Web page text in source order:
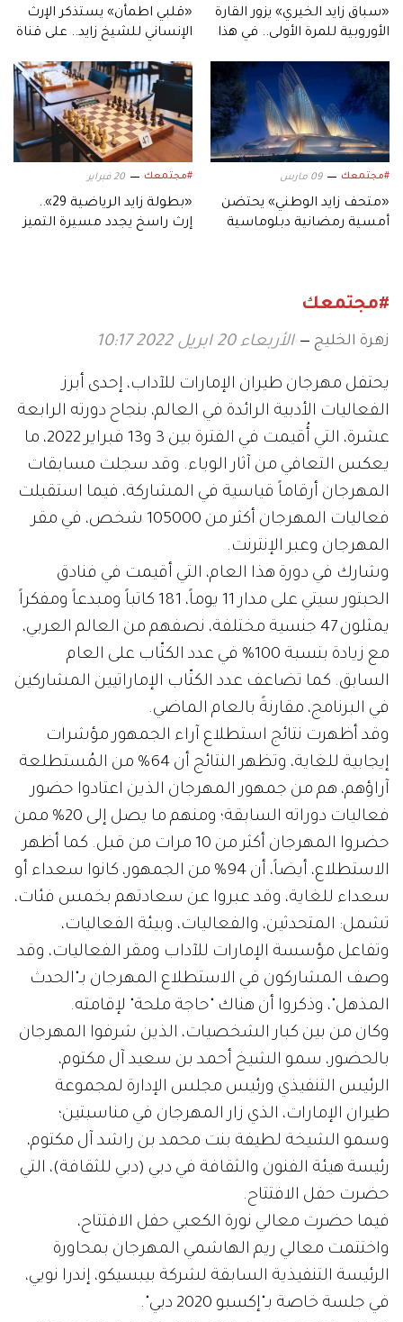
«سباق زايد الخيري» يزور القارة
الأوروبية للمرة الأولى.. في هذا
«قلبي اطمأن» يستذكر الإرث
الإنساني للشيخ زايد.. على قناة
#مجتمعك 09 مارس
«متحف زايد الوطني» يحتضن
أمسية رمضانية دبلوماسية
#مجتمعك 20 فبراير
«بطولة زايد الرياضية 29»..
إرث راسخ يجدد مسيرة التميز
#مجتمعك
زهرة الخليج الأربعاء 20 ابريل 2022 10:17
يحتفل مهرجان طيران الإمارات للآداب، إحدى أبرز
الفعاليات الأدبية الرائدة في العالم، بنجاح دورته الرابعة
عشرة، التي أُقيمت في الفترة بين 3 و13 فبراير 2022، ما
يعكس التعافي من آثار الوباء. وقد سجلت مسابقات
المهرجان أرقاماً قياسية في المشاركة، فيما استقبلت
فعاليات المهرجان أكثر من 105000 شخص، في مقر
المهرجان وعبر الإنترنت.
وشارك في دورة هذا العام، التي أقيمت في فنادق
الحبتور سيتي على مدار 11 يوماً، 181 كاتباً ومبدعاً ومفكراً
يمثلون 47 جنسية مختلفة، نصفهم من العالم العربي،
مع زيادة بنسبة 100٪ في عدد الكتّاب على العام
السابق. كما تضاعف عدد الكتّاب الإماراتيين المشاركين
في البرنامج، مقارنةً بالعام الماضي.
وقد أظهرت نتائج استطلاع آراء الجمهور مؤشرات
إيجابية للغاية، وتظهر النتائج أن 64٪ من المُستطلعة
آراؤهم، هم من جمهور المهرجان الذين اعتادوا حضور
فعاليات دوراته السابقة؛ ومنهم ما يصل إلى 20٪ ممن
حضروا المهرجان أكثر من 10 مرات من قبل. كما أظهر
الاستطلاع، أيضاً، أن 94٪ من الجمهور، كانوا سعداء أو
سعداء للغاية، وقد عبروا عن سعادتهم بخمس فئات،
تشمل: المتحدثين، والفعاليات، وبيئة الفعاليات،
وتفاعل مؤسسة الإمارات للآداب ومقر الفعاليات، وقد
وصف المشاركون في الاستطلاع المهرجان بـ"الحدث
المذهل"، وذكروا أن هناك "حاجة ملحة" لإقامته.
وكان من بين كبار الشخصيات، الذين شرفوا المهرجان
بالحضور، سمو الشيخ أحمد بن سعيد آل مكتوم،
الرئيس التنفيذي ورئيس مجلس الإدارة لمجموعة
طيران الإمارات، الذي زار المهرجان في مناسبتين؛
وسمو الشيخة لطيفة بنت محمد بن راشد آل مكتوم،
رئيسة هيئة الفنون والثقافة في دبي (دبي للثقافة)، التي
حضرت حفل الافتتاح.
فيما حضرت معالي نورة الكعبي حفل الافتتاح،
واختتمت معالي ريم الهاشمي المهرجان بمحاورة
الرئيسة التنفيذية السابقة لشركة بيبسيكو، إندرا نويي،
في جلسة خاصة بـ"إكسبو 2020 دبي".